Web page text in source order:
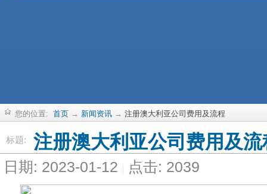
您的位置: 首页 → 新闻资讯 → 注册澳大利亚公司费用及流程
标题: 注册澳大利亚公司费用及流
日期: 2023-01-12 点击: 2039